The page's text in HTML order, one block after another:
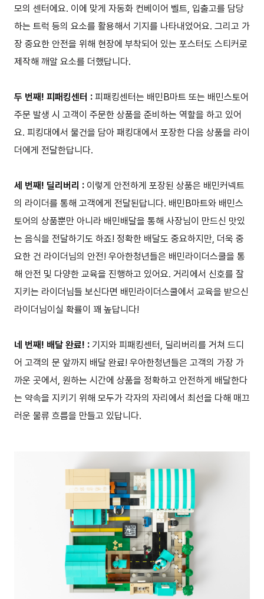
모의 센터에요. 이에 맞게 자동화 컨베이어 벨트, 입출고를 담당
하는 트럭 등의 요소를 활용해서 기지를 나타내었어요. 그리고 가
장 중요한 안전을 위해 현장에 부착되어 있는 포스터도 스티커로
제작해 깨알 요소를 더했답니다.
두 번째! 피패킹센터 : 피패킹센터는 배민B마트 또는 배민스토어
주문 발생 시 고객이 주문한 상품을 준비하는 역할을 하고 있어
요. 피킹대에서 물건을 담아 패킹대에서 포장한 다음 상품을 라이
더에게 전달한답니다.
세 번째! 딜리버리 : 이렇게 안전하게 포장된 상품은 배민커넥트
의 라이더를 통해 고객에게 전달된답니다. 배민B마트와 배민스
토어의 상품뿐만 아니라 배민배달을 통해 사장님이 만드신 맛있
는 음식을 전달하기도 하죠! 정확한 배달도 중요하지만, 더욱 중
요한 건 라이더님의 안전! 우아한청년들은 배민라이더스쿨을 통
해 안전 및 다양한 교육을 진행하고 있어요. 거리에서 신호를 잘
지키는 라이더님들 보신다면 배민라이더스쿨에서 교육을 받으신
라이더님이실 확률이 꽤 높답니다!
네 번째! 배달 완료! : 기지와 피패킹센터, 딜리버리를 거쳐 드디
어 고객의 문 앞까지 배달 완료! 우아한청년들은 고객의 가장 가
까운 곳에서, 원하는 시간에 상품을 정확하고 안전하게 배달한다
는 약속을 지키기 위해 모두가 각자의 자리에서 최선을 다해 매끄
러운 물류 흐름을 만들고 있답니다.